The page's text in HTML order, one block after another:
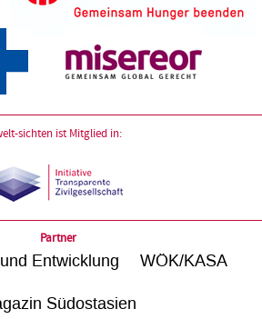
sichten ist Mitglied in:
Partner
Entwicklung WÖK/KASA
Südostasien